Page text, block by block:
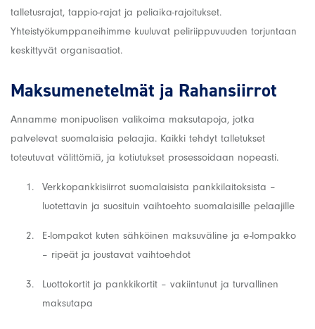
talletusrajat, tappio-rajat ja peliaika-rajoitukset.
Yhteistyökumppaneihimme kuuluvat peliriippuvuuden torjuntaan
keskittyvät organisaatiot.
Maksumenetelmät ja Rahansiirrot
Annamme monipuolisen valikoima maksutapoja, jotka
palvelevat suomalaisia pelaajia. Kaikki tehdyt talletukset
toteutuvat välittömiä, ja kotiutukset prosessoidaan nopeasti.
Verkkopankkisiirrot suomalaisista pankkilaitoksista –
luotettavin ja suosituin vaihtoehto suomalaisille pelaajille
E-lompakot kuten sähköinen maksuväline ja e-lompakko
– ripeät ja joustavat vaihtoehdot
Luottokortit ja pankkikortit – vakiintunut ja turvallinen
maksutapa